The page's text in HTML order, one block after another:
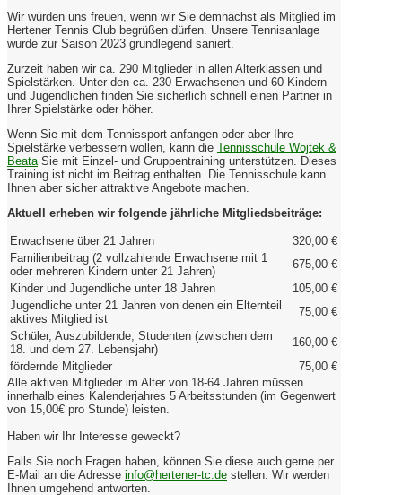
Wir würden uns freuen, wenn wir Sie demnächst als Mitglied im
Hertener Tennis Club begrüßen dürfen. Unsere Tennisanlage
wurde zur Saison 2023 grundlegend saniert.
Zurzeit haben wir ca. 290 Mitglieder in allen Alterklassen und
Spielstärken. Unter den ca. 230 Erwachsenen und 60 Kindern
und Jugendlichen finden Sie sicherlich schnell einen Partner in
Ihrer Spielstärke oder höher.
Wenn Sie mit dem Tennissport anfangen oder aber Ihre
Spielstärke verbessern wollen, kann die Tennisschule Wojtek &
BeataSie mit Einzel- und Gruppentraining unterstützen. Dieses
Training ist nicht im Beitrag enthalten. Die Tennisschule kann
Ihnen aber sicher attraktive Angebote machen.
Aktuell erheben wir folgende jährliche Mitgliedsbeiträge:
Erwachsene über 21 Jahren
320,00 €
Familienbeitrag (2 vollzahlende Erwachsene mit 1
oder mehreren Kindern unter 21 Jahren)
675,00 €
Kinder und Jugendliche unter 18 Jahren
105,00 €
Jugendliche unter 21 Jahren von denen ein Elternteil
aktives Mitglied ist
75,00 €
Schüler, Auszubildende, Studenten (zwischen dem
18. und dem 27. Lebensjahr)
160,00 €
fördernde Mitglieder
75,00 €
Alle aktiven Mitglieder im Alter von 18-64 Jahren müssen
innerhalb eines Kalenderjahres 5 Arbeitsstunden (im Gegenwert
von 15,00€ pro Stunde) leisten.
Haben wir Ihr Interesse geweckt?
Falls Sie noch Fragen haben, können Sie diese auch gerne per
E-Mail an die Adresse info@hertener-tc.de stellen. Wir werden
Ihnen umgehend antworten.